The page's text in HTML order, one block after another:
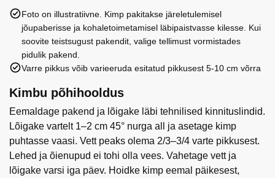
g
kogus
Foto on illustratiivne. Kimp pakitakse järeletulemisel
jõupaberisse ja kohaletoimetamisel läbipaistvasse kilesse. Kui
soovite teistsugust pakendit, valige tellimust vormistades
pidulik pakend.
Varre pikkus võib varieeruda esitatud pikkusest 5-10 cm võrra
Kimbu põhihooldus
Eemaldage pakend ja lõigake läbi tehnilised kinnituslindid.
Lõigake vartelt 1–2 cm 45° nurga all ja asetage kimp
puhtasse vaasi. Vett peaks olema 2/3–3/4 varte pikkusest.
Lehed ja õienupud ei tohi olla vees. Vahetage vett ja
lõigake varsi iga päev. Hoidke kimp eemal päikesest,